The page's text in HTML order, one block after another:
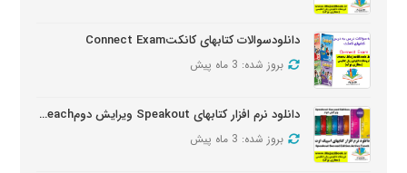
دانلودسوالات کتابهای کانکتConnect Exam
بروز شده: 3 ماه پیش
دانلود نرم افزار کتابهای Speakout ویرایش دومSpeakout Active Teach
بروز شده: 3 ماه پیش